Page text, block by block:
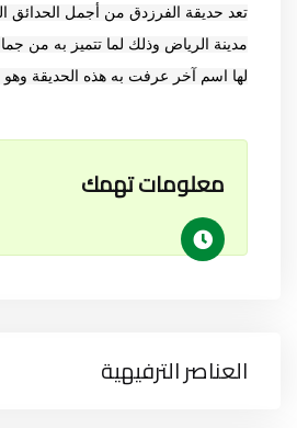
تعد حديقة الفرزدق من أجمل الحدائق
مدينة الرياض وذلك لما تتميز به من
لها اسم آخر عرفت به هذه الحديقة وهو
معلومات تهمك
العناصر الترفيهية